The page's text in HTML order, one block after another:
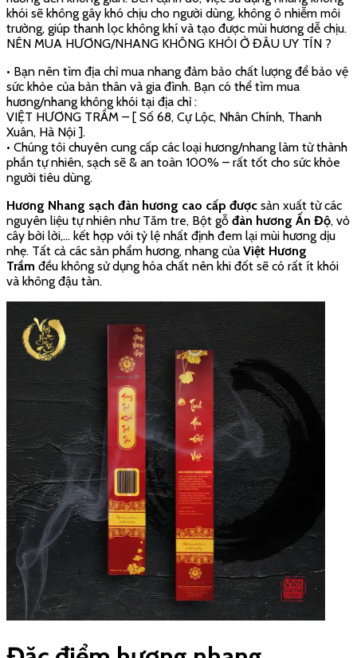
khói sẽ không gây khó chịu cho người dùng, không ô nhiễm môi
trường, giúp thanh lọc không khí và tạo được mùi hương dễ chịu.
NÊN MUA HƯƠNG/NHANG KHÔNG KHÓI Ở ĐÂU UY TÍN ?
• Bạn nên tìm địa chỉ mua nhang đảm bảo chất lượng để bảo vệ
sức khỏe của bản thân và gia đình. Bạn có thể tìm mua
hương/nhang không khói tại địa chỉ :
VIỆT HƯƠNG TRẦM – [ Số 68, Cự Lộc, Nhân Chính, Thanh
Xuân, Hà Nội ].
• Chúng tôi chuyên cung cấp các loại hương/nhang làm từ thành
phần tự nhiên, sạch sẽ & an toàn 100% – rất tốt cho sức khỏe
người tiêu dùng.
Hương Nhang sạch đàn hương cao cấp được sản xuất từ các
nguyên liệu tự nhiên như Tăm tre, Bột gỗ đàn hương Ấn Độ, vỏ
cây bời lời,… kết hợp với tỷ lệ nhất định đem lại mùi hương dịu
nhẹ. Tất cả các sản phẩm hương, nhang của Việt Hương
Trầm đều không sử dụng hóa chất nên khi đốt sẽ có rất ít khói
và không đậu tàn.